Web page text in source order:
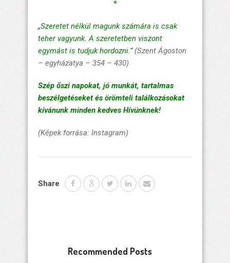
*
„Szeretet nélkül magunk számára is csak
teher vagyunk. A szeretetben viszont
egymást is tudjuk hordozni.” (Szent Ágoston
– egyházatya – 354 – 430)
Szép őszi napokat, jó munkát, tartalmas
beszélgetéseket és örömteli találkozásokat
kívánunk minden kedves Hívünknek!
(Képek forrása: Instagram)
Share
Recommended Posts